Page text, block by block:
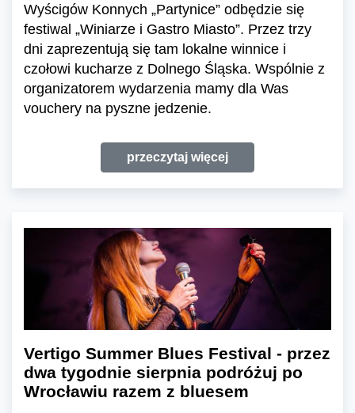
Wyścigów Konnych „Partynice” odbędzie się
festiwal „Winiarze i Gastro Miasto”. Przez trzy
dni zaprezentują się tam lokalne winnice i
czołowi kucharze z Dolnego Śląska. Wspólnie z
organizatorem wydarzenia mamy dla Was
vouchery na pyszne jedzenie.
przeczytaj więcej
Vertigo Summer Blues Festival - przez
dwa tygodnie sierpnia podróżuj po
Wrocławiu razem z bluesem